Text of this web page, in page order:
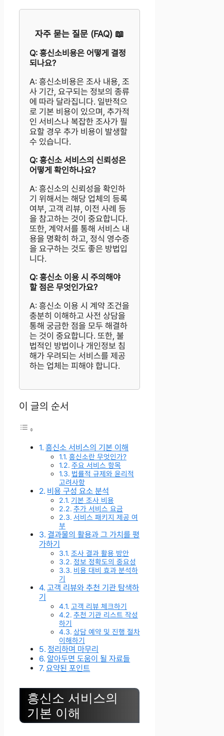
자주 묻는 질문 (FAQ) 📖
Q: 흥신소비용은 어떻게 결정
되나요?
A: 흥신소비용은 조사 내용, 조
사 기간, 요구되는 정보의 종류
에 따라 달라집니다. 일반적으
로 기본 비용이 있으며, 추가적
인 서비스나 복잡한 조사가 필
요할 경우 추가 비용이 발생할
수 있습니다.
Q: 흥신소 서비스의 신뢰성은
어떻게 확인하나요?
A: 흥신소의 신뢰성을 확인하
기 위해서는 해당 업체의 등록
여부, 고객 리뷰, 이전 사례 등
을 참고하는 것이 중요합니다.
또한, 계약서를 통해 서비스 내
용을 명확히 하고, 정식 영수증
을 요구하는 것도 좋은 방법입
니다.
Q: 흥신소 이용 시 주의해야
할 점은 무엇인가요?
A: 흥신소 이용 시 계약 조건을
충분히 이해하고 사전 상담을
통해 궁금한 점을 모두 해결하
는 것이 중요합니다. 또한, 불
법적인 방법이나 개인정보 침
해가 우려되는 서비스를 제공
하는 업체는 피해야 합니다.
이 글의 순서
흥신소 서비스의 기본 이해
흥신소란 무엇인가?
주요 서비스 항목
법률적 규제와 윤리적
고려사항
비용 구성 요소 분석
기본 조사 비용
추가 서비스 요금
서비스 패키지 제공 여
부
결과물의 활용과 그 가치를 평
가하기
조사 결과 활용 방안
정보 정확도의 중요성
비용 대비 효과 분석하
기
고객 리뷰와 추천 기관 탐색하
기
고객 리뷰 체크하기
추천 기관 리스트 작성
하기
상담 예약 및 진행 절차
이해하기
정리하며 마무리
알아두면 도움이 될 자료들
요약된 포인트
흥신소 서비스의
기본 이해